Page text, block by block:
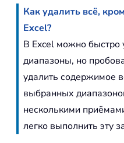
Как удалить всё,
Excel?
В Excel можно быстро
диапазоны, но
удалить содержимое
выбранных
несколькими
легко выполнить эту